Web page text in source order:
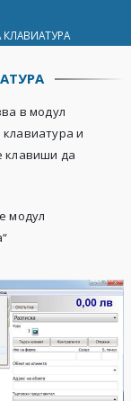
в модул
и
клавиши да
модул